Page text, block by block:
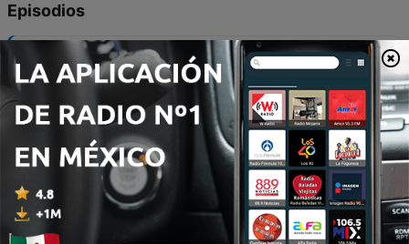
Episodios
12
INTERVIEW - Le repos éternel de la reine Elizabeth
II
19 sep. 2022
11 - INTERVIEW - Les coulisses des funérailles de la
reine Elizabeth II
18 sep. 2022
10 - INTERVIEW - Un cadeau très symbolique
17 sep. 2022